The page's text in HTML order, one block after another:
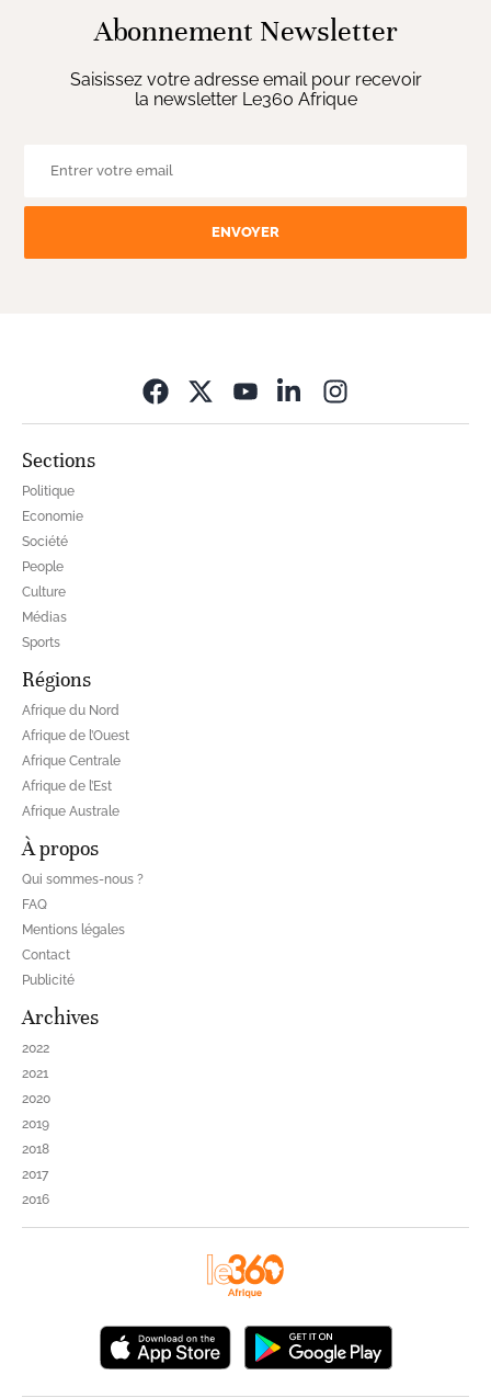
Abonnement Newsletter
Saisissez votre adresse email pour recevoir
la newsletter Le360 Afrique
ENVOYER
Sections
Politique
Economie
Société
People
Culture
Médias
Sports
Régions
Afrique du Nord
Afrique de l’Ouest
Afrique Centrale
Afrique de l’Est
Afrique Australe
À propos
Qui sommes-nous ?
FAQ
Mentions légales
Contact
Publicité
Archives
2022
2021
2020
2019
2018
2017
2016